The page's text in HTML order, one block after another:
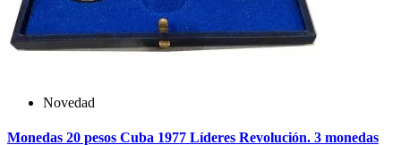
Novedad
Monedas 20 pesos Cuba 1977 Líderes Revolución. 3 monedas